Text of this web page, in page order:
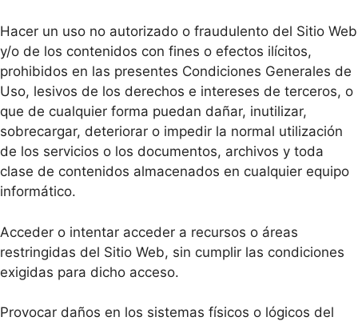
Hacer un uso no autorizado o fraudulento del Sitio Web
y/o de los contenidos con fines o efectos ilícitos,
prohibidos en las presentes Condiciones Generales de
Uso, lesivos de los derechos e intereses de terceros, o
que de cualquier forma puedan dañar, inutilizar,
sobrecargar, deteriorar o impedir la normal utilización
de los servicios o los documentos, archivos y toda
clase de contenidos almacenados en cualquier equipo
informático.
Acceder o intentar acceder a recursos o áreas
restringidas del Sitio Web, sin cumplir las condiciones
exigidas para dicho acceso.
Provocar daños en los sistemas físicos o lógicos del